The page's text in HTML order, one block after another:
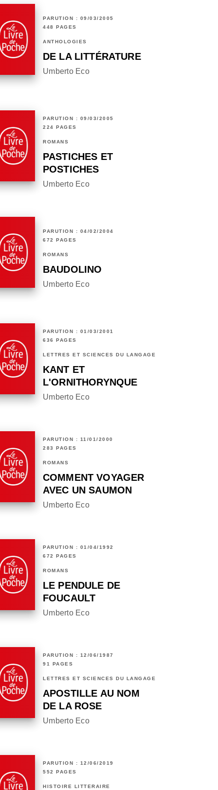
PARUTION : 09/03/2005
448 PAGES
ANTHOLOGIES
DE LA LITTÉRATURE
Umberto Eco
PARUTION : 09/03/2005
224 PAGES
ROMANS
PASTICHES ET
POSTICHES
Umberto Eco
PARUTION : 04/02/2004
672 PAGES
ROMANS
BAUDOLINO
Umberto Eco
PARUTION : 01/03/2001
636 PAGES
LETTRES ET SCIENCES DU LANGAGE
KANT ET
L'ORNITHORYNQUE
Umberto Eco
PARUTION : 11/01/2000
283 PAGES
ROMANS
COMMENT VOYAGER
AVEC UN SAUMON
Umberto Eco
PARUTION : 01/04/1992
672 PAGES
ROMANS
LE PENDULE DE
FOUCAULT
Umberto Eco
PARUTION : 12/06/1987
91 PAGES
LETTRES ET SCIENCES DU LANGAGE
APOSTILLE AU NOM
DE LA ROSE
Umberto Eco
PARUTION : 12/06/2019
552 PAGES
HISTOIRE LITTÉRAIRE